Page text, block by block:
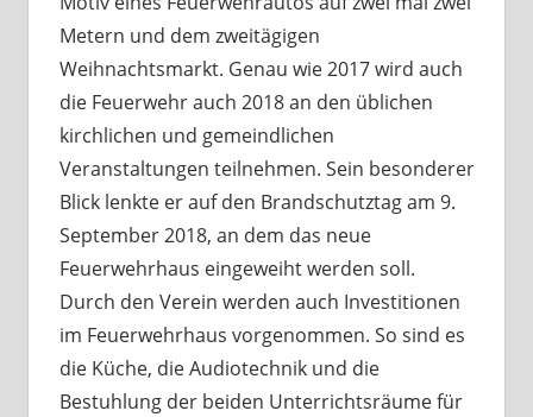
Metern und dem zweitägigen
Weihnachtsmarkt. Genau wie 2017 wird auch
die Feuerwehr auch 2018 an den üblichen
kirchlichen und gemeindlichen
Veranstaltungen teilnehmen. Sein besonderer
Blick lenkte er auf den Brandschutztag am 9.
September 2018, an dem das neue
Feuerwehrhaus eingeweiht werden soll.
Durch den Verein werden auch Investitionen
im Feuerwehrhaus vorgenommen. So sind es
die Küche, die Audiotechnik und die
Bestuhlung der beiden Unterrichtsräume für